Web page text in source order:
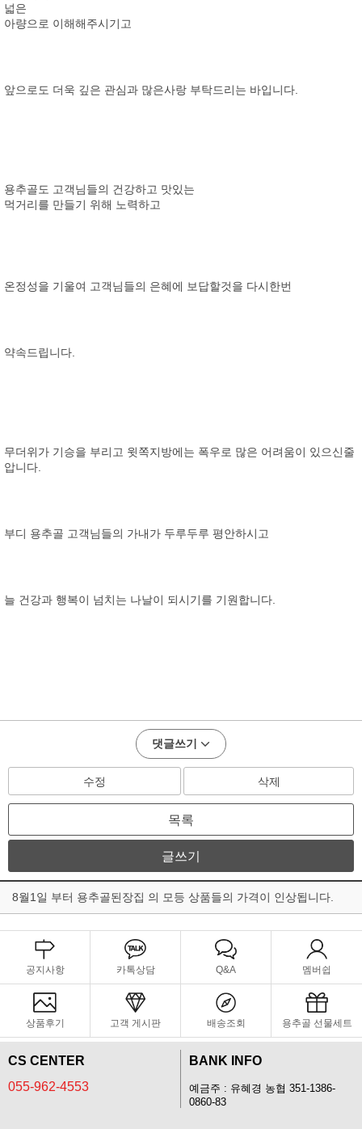
넓은
아량으로 이해해주시기고
앞으로도 더욱 깊은 관심과 많은사랑 부탁드리는 바입니다.
용추골도 고객님들의 건강하고 맛있는
먹거리를 만들기 위해 노력하고
온정성을 기울여 고객님들의 은혜에 보답할것을 다시한번
약속드립니다.
무더위가 기승을 부리고 윗쪽지방에는 폭우로 많은 어려움이 있으신줄
압니다.
부디 용추골 고객님들의 가내가 두루두루 평안하시고
늘 건강과 행복이 넘치는 나날이 되시기를 기원합니다.
댓글쓰기
수정 삭제
목록
글쓰기
8월1일 부터 용추골된장집 의 모등 상품들의 가격이 인상됩니다.
공지사항 카톡상담 Q&A 멤버쉽
상품후기 고객 게시판 배송조회 용추골 선물세트
CS CENTER
055-962-4553
BANK INFO
예금주 : 유혜경 농협 351-1386-
0860-83